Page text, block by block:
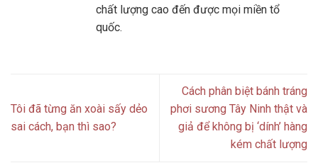
chất lượng cao đến được mọi miền tổ
quốc.
Tôi đã từng ăn xoài sấy dẻo
sai cách, bạn thì sao?
Cách phân biệt bánh tráng
phơi sương Tây Ninh thật và
giả để không bị ‘dính’ hàng
kém chất lượng